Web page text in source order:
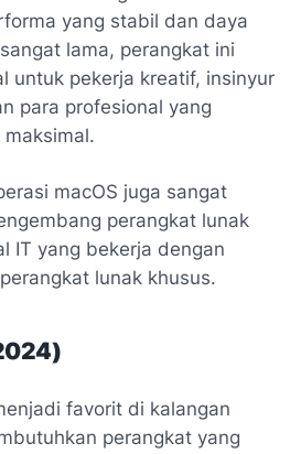
yang stabil dan daya
lama, perangkat ini
untuk pekerja kreatif, insinyur
para profesional yang
macOS juga sangat
perangkat lunak
IT yang bekerja dengan
lunak khusus.
favorit di kalangan
perangkat yang